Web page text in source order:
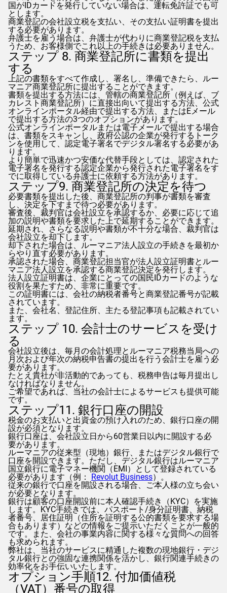
国がIDカードを発行していない場合は、運転免許証でも可
とします。
商業登記の会社設立税を支払い、その支払い証明書を提出
する必要があります。
弁護士を雇う場合は、弁護士が代わりに商業登記税を支払
うため、お客様側でこれ以上の手続きは必要ありません。
ステップ 8. 商業登記所に書類を提出
する
上記の書類をすべて作成し、署名し、準備できたら、ルー
マニア商業登記所に提出することができます。
書類を提出する方法には、管轄の商業登記所（例えば、ブ
カレスト商業登記所）に直接出向いて提出する方法、公式
オンラインポータル経由で提出する方法、またはEメール
で提出する方法の3つのオプションがあります。
公式オンラインポータルまたは電子メールで提出する場合
は、書類をスキャンし、政府公認の企業が発行するトーク
ンを使用して、認定電子署名でデジタル署名する必要があ
ります。
より簡単で迅速かつ安価な代替手段としては、認定された
電子署名を発行する認定企業から発行された電子署名をす
でに取得している弁護士に依頼する方法があります。
ステップ9. 商業登記所の決定を待つ
必要書類を提出した後、商業登記所の判事が書類を審査
し、決定を下すまで待つ必要があります。
審査後、裁判官は会社設立を承認するか、必要に応じて追
加の説明や書類を要求した上で延期することができます。
延期され、さらなる説明や書類が不十分な場合、裁判官は
会社設立を却下します。
却下された場合は、ルーマニア法人設立の手続きを最初か
らやり直す必要があります。
承認された場合、商業登記担当官が法人設立証明書とルー
マニア法人設立を承認する商業登記決定を発行します。
法人設立証明書は、企業にとっての国民IDカードのような
役割を果たすため、非常に重要です。
この証明書には、会社の納税者番号と商業登記番号が記載
されています。
また、会社名、登記住所、主たる登記事項も記載されてい
ます。
ステップ 10. 会計士のサービスを受け
る
会社設立後は、毎月の会計処理とルーマニア税務当局への
月次および年次の納税申告書の提出を行う会計士を雇う必
要があります。
たとえ貴社が非活動的であっても、税務申告は毎月提出し
なければなりません。
ご希望であれば、当社の会計士によるサービスも提供可能
です。
ステップ11. 銀行口座の開設
税金のお支払いと出資金の預け入れのため、銀行口座の開
設が必須となります。
銀行口座は、会社設立日から60営業日以内に開設する必
要があります。
ルーマニアの従来型（現地）銀行、またはデジタル銀行で
口座を開設できます。ただし、デジタル銀行はルーマニア
国立銀行に電子マネー機関（EMI）として登録されている
必要があります（例： Revolut Business）。
従来の銀行で口座を開設される場合、ご本人様の立ち会い
が必要となります。
銀行は顧客の口座開設前に本人確認手続き（KYC）を実施
します。KYC手続きでは、パスポート/身分証明書、納税
者番号、居住証明（住所を証明する公的書類を要求する場
合もあります）などの情報をご提示いただくことが一般的
です。また、会社の事業内容に関する様々な質問への回答
も求められます。
弊社は、当社のサービスに精通した複数の現地銀行・デジ
タル銀行との強固な連携関係を活かし、銀行関連手続きの
効率化をお手伝いいたします。
オプション手順12. 付加価値税
（VAT）番号の取得